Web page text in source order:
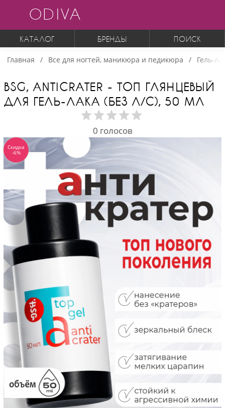
ODIVA
КАТАЛОГ БРЕНДЫ ПОИСК
Главная Все для ногтей, маникюра и педикюра Гель-
BSG, ANTICRATER - ТОП ГЛЯНЦЕВЫЙ
ДЛЯ ГЕЛЬ-ЛАКА (БЕЗ Л/С), 50 МЛ
0 голосов
Скидка
-6%